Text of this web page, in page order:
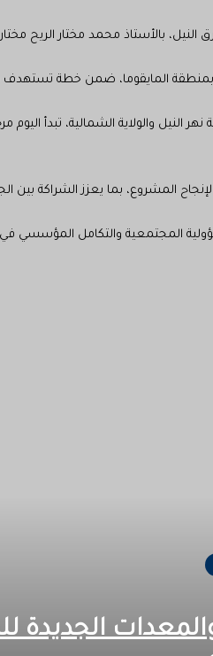
بالأستاذ محمد مختار الريح مختار
بمنطقة المايقوما، ضمن خطة
النيل والولاية الشمالية، تبدأ
لإنجاح المشروع، بما يعزز
المجتمعية والتكامل المؤسسي
الجديدة